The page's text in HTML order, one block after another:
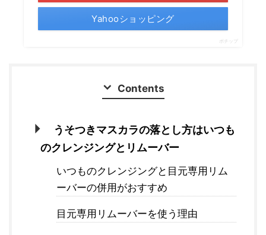
Yahooショッピング
ポチップ
Contents
うそつきマスカラの落とし方はいつも
のクレンジングとリムーバー
いつものクレンジングと目元専用リム
ーバーの併用がおすすめ
目元専用リムーバーを使う理由